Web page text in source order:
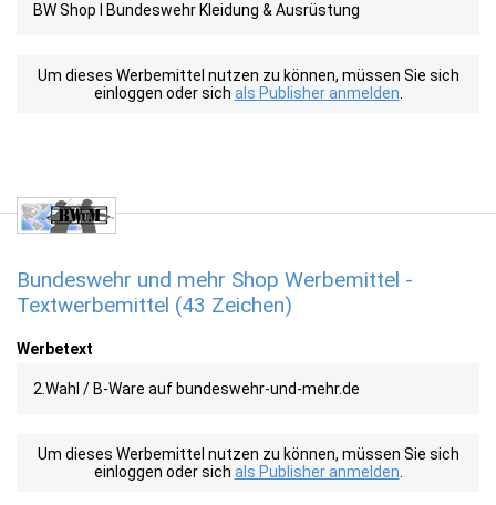
BW Shop l Bundeswehr Kleidung & Ausrüstung
Um dieses Werbemittel nutzen zu können, müssen Sie sich
einloggen oder sich als Publisher anmelden
Bundeswehr und mehr Shop Werbemittel -
Textwerbemittel (43 Zeichen)
Werbetext
2.Wahl / B-Ware auf bundeswehr-und-mehr.de
Um dieses Werbemittel nutzen zu können, müssen Sie sich
einloggen oder sich als Publisher anmelden